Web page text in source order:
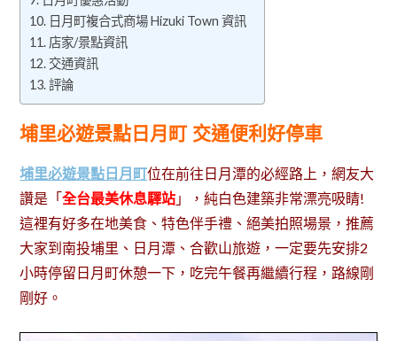
日月町複合式商場 Hizuki Town 資訊
店家/景點資訊
交通資訊
評論
埔里必遊景點日月町 交通便利好停車
埔里必遊景點日月町位在前往日月潭的必經路上，網友大
讚是「全台最美休息驛站 」，純白色建築非常漂亮吸睛!
這裡有好多在地美食、特色伴手禮、絕美拍照場景，推薦
大家到南投埔里、日月潭、合歡山旅遊，一定要先安排2
小時停留日月町休憩一下，吃完午餐再繼續行程，路線剛
剛好。